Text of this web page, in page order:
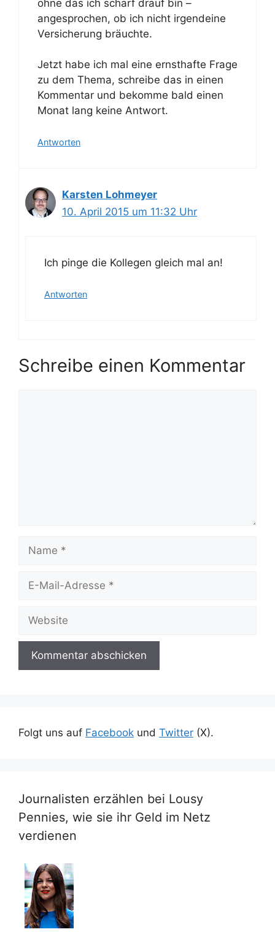
ohne das ich scharf drauf bin –
angesprochen, ob ich nicht irgendeine
Versicherung bräuchte.
Jetzt habe ich mal eine ernsthafte Frage
zu dem Thema, schreibe das in einen
Kommentar und bekomme bald einen
Monat lang keine Antwort.
Antworten
Karsten Lohmeyer
10. April 2015 um 11:32 Uhr
Ich pinge die Kollegen gleich mal an!
Antworten
Schreibe einen Kommentar
Name
Website
Folgt uns auf Facebook und Twitter (X).
Journalisten erzählen bei Lousy
Pennies, wie sie ihr Geld im Netz
verdienen